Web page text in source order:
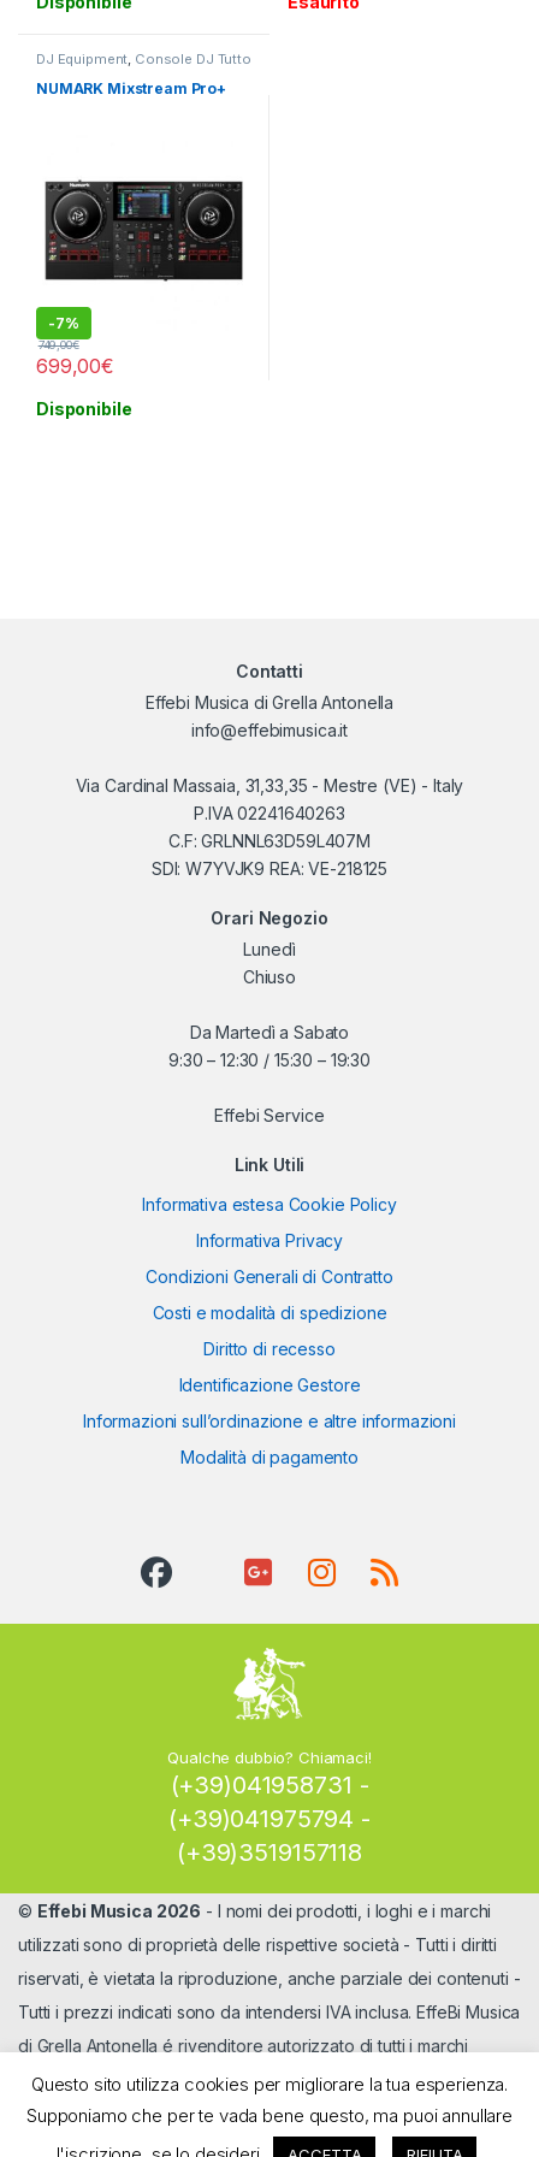
DJ Equipment Console DJ Tutto
In Uno
NUMARK Mixstream Pro+
-7%
699,00€
749,00€
Disponibile
Contatti
Effebi Musica di Grella Antonella
info@effebimusica.it
Via Cardinal Massaia, 31,33,35 - Mestre (VE) - Italy
P.IVA 02241640263
C.F: GRLNNL63D59L407M
SDI: W7YVJK9 REA: VE-218125
Orari Negozio
Lunedì
Chiuso
Da Martedì a Sabato
9:30 – 12:30 / 15:30 – 19:30
Effebi Service
Link Utili
Informativa estesa Cookie Policy
Informativa Privacy
Condizioni Generali di Contratto
Costi e modalità di spedizione
Diritto di recesso
Identificazione Gestore
Informazioni sull’ordinazione e altre informazioni
Modalità di pagamento
Qualche dubbio? Chiamaci!
(+39)041958731 -
(+39)041975794 -
(+39)3519157118
© Effebi Musica 2026 - I nomi dei prodotti, i loghi e i marchi
utilizzati sono di proprietà delle rispettive società - Tutti i diritti
riservati, è vietata la riproduzione, anche parziale dei contenuti -
Tutti i prezzi indicati sono da intendersi IVA inclusa. EffeBi Musica
di Grella Antonella é rivenditore autorizzato di tutti i marchi
Questo sito utilizza cookies per migliorare la tua esperienza.
Supponiamo che per te vada bene questo, ma puoi annullare